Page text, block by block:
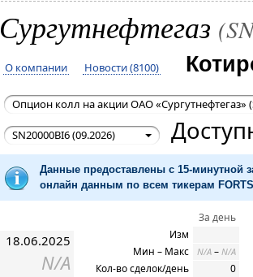
Сургутнефтегаз
О компании Новости (8100)
Опцион колл на акции ОАО «Сургутнефтегаз»
SN20000BI6 (09.2026)
Данные предоставлены с 15-минутной
онлайн данным по всем тикерам
18.06.2025
N/A
За день
Изм
Мин – Макс
N/A – N/A
Кол-во сделок/день
0